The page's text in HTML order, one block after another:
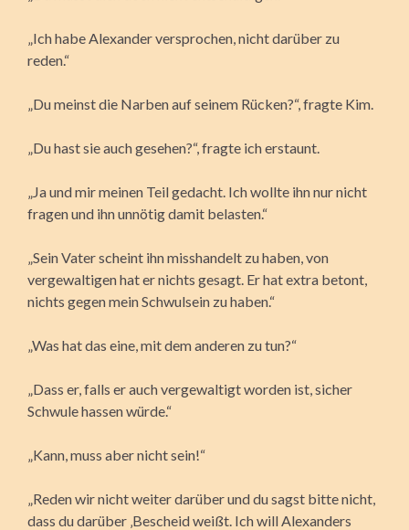
„Ich habe Alexander versprochen, nicht darüber zu
reden.“
„Du meinst die Narben auf seinem Rücken?“, fragte Kim.
„Du hast sie auch gesehen?“, fragte ich erstaunt.
„Ja und mir meinen Teil gedacht. Ich wollte ihn nur nicht
fragen und ihn unnötig damit belasten.“
„Sein Vater scheint ihn misshandelt zu haben, von
vergewaltigen hat er nichts gesagt. Er hat extra betont,
nichts gegen mein Schwulsein zu haben.“
„Was hat das eine, mit dem anderen zu tun?“
„Dass er, falls er auch vergewaltigt worden ist, sicher
Schwule hassen würde.“
„Kann, muss aber nicht sein!“
„Reden wir nicht weiter darüber und du sagst bitte nicht,
dass du darüber ‚Bescheid weißt. Ich will Alexanders